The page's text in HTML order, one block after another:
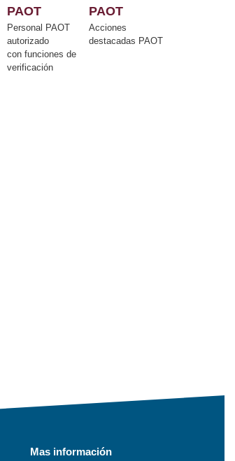
PAOT
Personal PAOT
autorizado
con funciones de
verificación
PAOT
Acciones
destacadas PAOT
Mas información